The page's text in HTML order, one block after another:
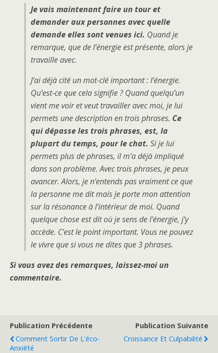
Je vais maintenant faire un tour et
demander aux personnes avec quelle
demande elles sont venues ici. Quand je
remarque, que de l’énergie est présente, alors je
travaille avec.
J’ai déjà cité un mot-clé important : l’énergie.
Qu’est-ce que cela signifie ? Quand quelqu’un
vient me voir et veut travailler avec moi, je lui
permets une description en trois phrases. Ce
qui dépasse les trois phrases, est, la
plupart du temps, pour le chat. Si je lui
permets plus de phrases, il m’a déjà impliqué
dans son problème. Avec trois phrases, je peux
avancer. Alors, je n’entends pas vraiment ce que
la personne me dit mais je porte mon attention
sur la résonance à l’intérieur de moi. Quand
quelque chose est dit où je sens de l’énergie, j’y
accède. C’est le point important. Vous ne pouvez
le vivre que si vous ne dites que 3 phrases.
Si vous avez des remarques, laissez-moi un
commentaire.
Publication Précédente
Comment Sortir De L'éco-
Anxiété
Publication Suivante
Croissance Et Culpabilité